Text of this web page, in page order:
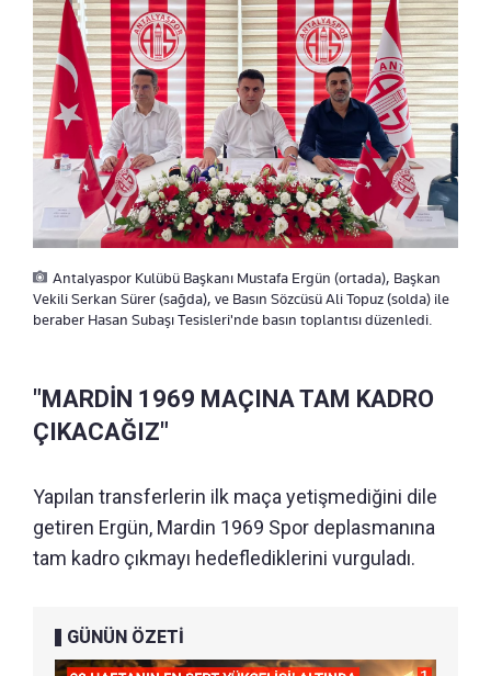
Antalyaspor Kulübü Başkanı Mustafa Ergün (ortada), Başkan
Vekili Serkan Sürer (sağda), ve Basın Sözcüsü Ali Topuz (solda) ile
beraber Hasan Subaşı Tesisleri'nde basın toplantısı düzenledi.
"MARDİN 1969 MAÇINA TAM KADRO
ÇIKACAĞIZ"
Yapılan transferlerin ilk maça yetişmediğini dile
getiren Ergün, Mardin 1969 Spor deplasmanına
tam kadro çıkmayı hedeflediklerini vurguladı.
GÜNÜN ÖZETİ